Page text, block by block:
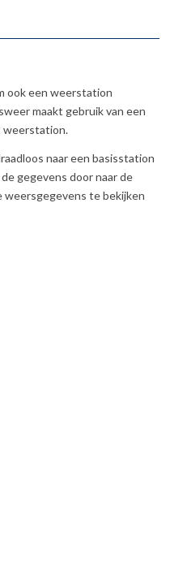
ook een weerstation
maakt gebruik van een
weerstation.
naar een basisstation
gegevens door naar de
weersgegevens te bekijken